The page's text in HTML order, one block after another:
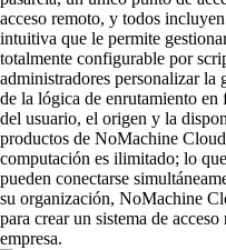
acceso remoto, y todos
intuitiva que le permite
totalmente configurable por
administradores personalizar la
de la lógica de enrutamiento
del usuario, el origen y la
productos de NoMachine
computación es ilimitado; lo
pueden conectarse
su organización, NoMachine
para crear un sistema de
empresa.